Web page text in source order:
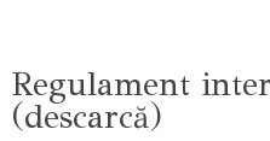
Regulament
(descarcă)